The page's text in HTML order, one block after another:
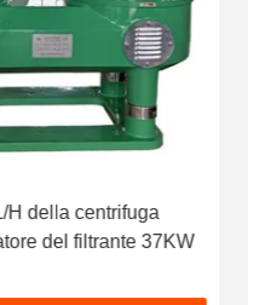
H della centrifuga
del filtrante 37KW